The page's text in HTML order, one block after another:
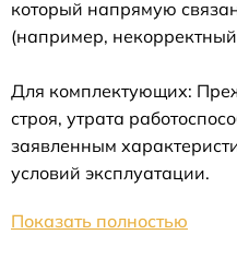
который напрямую
(например,
Для комплектующих:
строя, утрата
заявленным
условий эксплуатации.
Показать полностью